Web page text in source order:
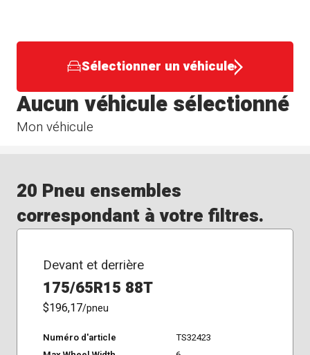
Sélectionner un véhicule
Mon véhicule
Aucun véhicule sélectionné
20 Pneu ensembles
correspondant à votre filtres.
Devant et derrière
175/65R15 88T
$196,17/pneu
Numéro d'article
TS32423